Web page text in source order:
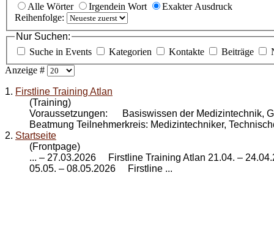
Alle Wörter
Irgendein Wort
Exakter Ausdruck
Reihenfolge:
Nur Suchen:
Suche in Events
Kategorien Kontakte Beiträge
Anzeige #
1. Firstline Training Atlan
(Training)
Voraussetzungen: Basiswissen der Medizintechnik,
Beatmung Teilnehmerkreis: Medizintechniker,
2. Startseite
(Frontpage)
... – 27.03.2026
Firstline Training Atlan 21.04. –
05.05. – 08.05.2026 Firstline ...